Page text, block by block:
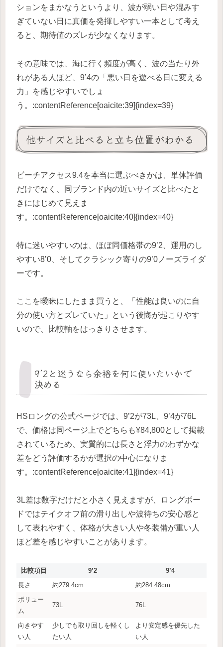
ションをまかなうというより、波が弱い日や混みす
ぎていない日に真価を発揮しやすい一本として考え
ると、期待値のズレが少なくなります。
その意味では、海に行く頻度が高く、波の当たり外
れがある人ほど、9’4の「悪い日を遊べる日に変える
力」を感じやすいでしょ
う。:contentReference[oaicite:39]{index=39}
他サイズと比べると立ち位置がわかる
ビーチアクセス9.4を本当に選ぶべきかは、単体評価
だけでなく、同ブランド内の近いサイズと比べたと
きにはじめて見えま
す。:contentReference[oaicite:40]{index=40}
特に迷いやすいのは、ほぼ同価格帯の9’2、運用のし
やすい8’0、そしてクラシック寄りの9’0ノーズライダ
ーです。
ここを曖昧にしたまま買うと、「性能は良いのに自
分の使い方とズレていた」という後悔が起こりやす
いので、比較軸をはっきりさせます。
9’2と迷うなら余裕を何に使いたいかで
決める
HSロングの公式ページでは、9’2が73L、9’4が76L
で、価格は同ページ上でどちらも¥84,800として掲載
されているため、実質的には長さと浮力のわずかな
差をどう評価するかが選択の中心になりま
す。:contentReference[oaicite:41]{index=41}
3L差は数字だけだと小さく見えますが、ロングボー
ドではテイクオフ前の滑り出しや波待ちの安心感と
して表れやすく、体格が大きい人や冬装備が重い人
ほど差を感じやすいことがあります。
比較項目 9’2
9’4
長さ
約279.4cm
約284.48cm
ボリュー
ム
73L 76L
向きやす
い人
少しでも取り回しを軽くし
たい人
より安定感を優先した
い人